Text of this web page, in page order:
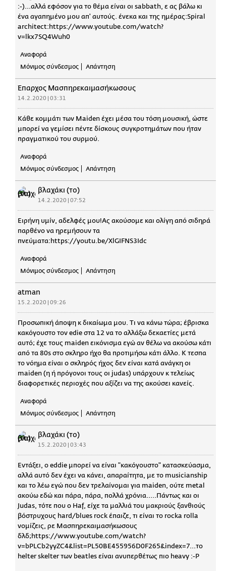
:-)...αλλά εφόσον για το θέμα είναι οι sabbath, ε ας βάλω κι
ένα αγαπημένο μου απ' αυτούς. ένεκα και της ημέρας:Spiral
architect:https://www.youtube.com/watch?
v=lkx7SQ4Wuh0
Αναφορά
Μόνιμος σύνδεσμος
Απάντηση
Έπαρχος Μασπηρεκαιμασήκωσους
14.2.2020 | 03:31
Κάθε κομμάτι των Maiden έχει μέσα του τόση μουσική, ώστε
μπορεί να γεμίσει πέντε δίσκους συγκροτημάτων που ήταν
πραγματικού του συρμού.
Αναφορά
Μόνιμος σύνδεσμος
Απάντηση
βλαχάκι (το)
14.2.2020 | 07:52
Ειρήνη υμίν, αδελφές μου!Ας ακούσομε και ολίγη από σιδηρά
παρθένο να ηρεμήσουν τα
πνεύματα:https://youtu.be/XlGIFNS3Idc
Αναφορά
Μόνιμος σύνδεσμος
Απάντηση
atman
15.2.2020 | 09:26
Προσωπική άποψη κ δικαίωμα μου. Τι να κάνω τώρα; έβρισκα
κακόγουστο τον edie στα 12 να το αλλάξω δεκαετίες μετά
αυτό; έχε τους maiden εικόνισμα εγώ αν θέλω να ακούσω κάτι
από τα 80s στο σκληρο ήχο θα προτιμήσω κάτι άλλο. Κ τεσπα
το νόημα είναι ο σκληρός ήχος δεν είναι κατά ανάγκη οι
maiden (η ή πρόγονοι τους οι judas) υπάρχουν κ τελείως
διαφορετικές περιοχές που αξίζει να της ακούσει κανείς.
Αναφορά
Μόνιμος σύνδεσμος
Απάντηση
βλαχάκι (το)
15.2.2020 | 03:43
Εντάξει, o eddie μπορεί να είναι "κακόγουστο" κατασκεύασμα,
αλλά αυτό δεν έχει να κάνει, απαραίτητα, με το musicianship
και το λέω εγώ που δεν τρελαίνομαι για maiden, ούτε metal
ακούω εδώ και πάρα, πάρα, πολλά χρόνια.....Πάντως και οι
Judas, τότε που ο Haf, είχε τα μαλλιά του μακριούς ξανθιούς
βόστρυχους hard/blues rock έπαιζε, τι είναι το rocka rolla
νομίζεις, ρε Μασπηρεκαιμασήκωσους
δλδ;https://www.youtube.com/watch?
v=bPLCb2yyZC4&list=PL50BE455956D0F265&index=7...το
helter skelter των beatles είναι ανυπερθέτως πιο heavy :-P